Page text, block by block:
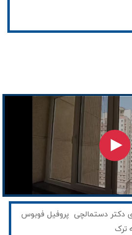
دکتر دستمالچی پروفیل فوبوس
ترک